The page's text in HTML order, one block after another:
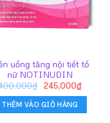
uống tăng nội tiết tố
nữ NOTINUDIN
₫ Giá
là:
400,000₫.
245,000₫Giá
hiện
THÊM VÀO GIỎ HÀNG